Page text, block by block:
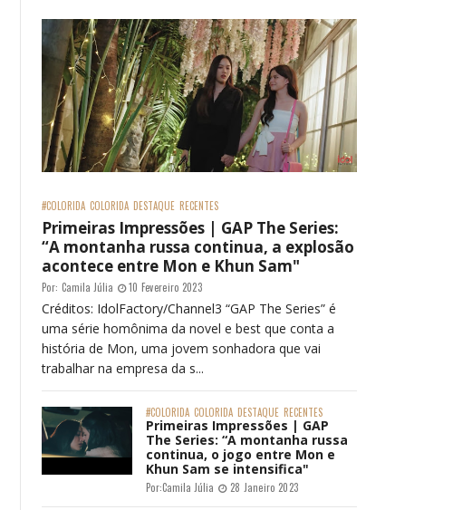
#COLORIDA COLORIDA DESTAQUE RECENTES
Primeiras Impressões | GAP The Series:
“A montanha russa continua, a explosão
acontece entre Mon e Khun Sam"
Por: Camila Júlia 10 Fevereiro 2023
Créditos: IdolFactory/Channel3 “GAP The Series” é
uma série homônima da novel e best que conta a
história de Mon, uma jovem sonhadora que vai
trabalhar na empresa da s...
#COLORIDA COLORIDA DESTAQUE RECENTES
Primeiras Impressões | GAP
The Series: “A montanha russa
continua, o jogo entre Mon e
Khun Sam se intensifica"
Por:Camila Júlia 28 Janeiro 2023